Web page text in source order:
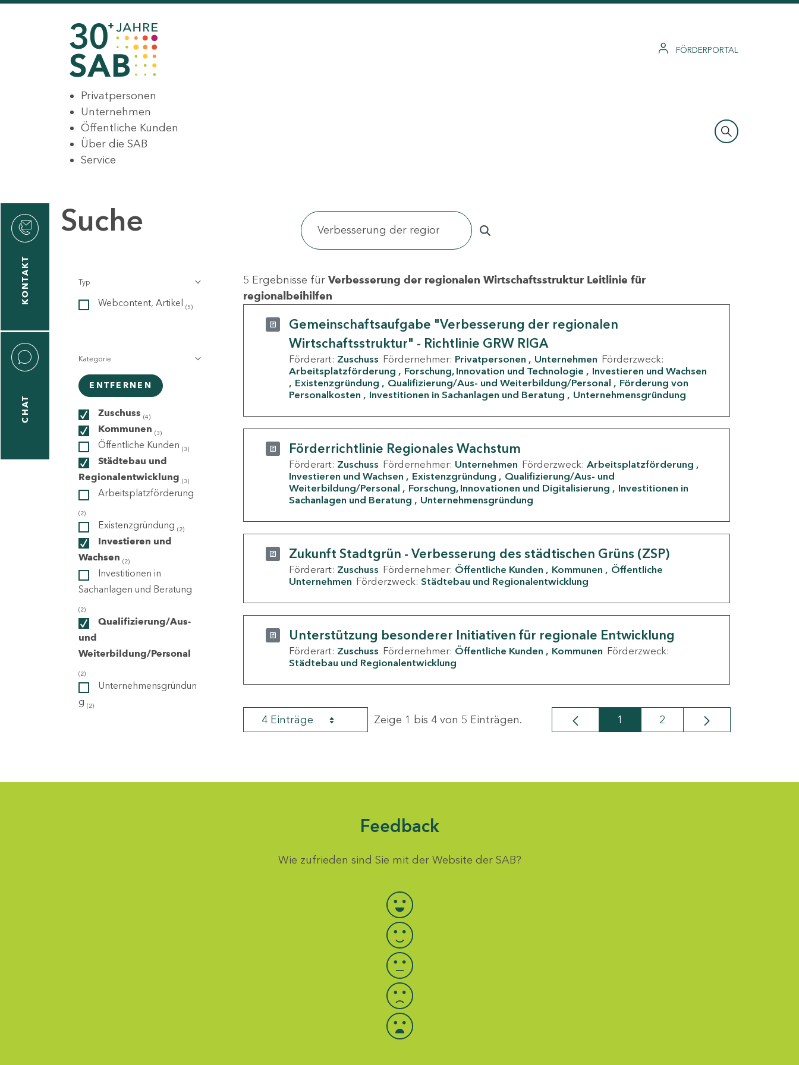
FÖRDERPORTAL
Privatpersonen
Unternehmen
Öffentliche Kunden
Über die SAB
Service
KONTAKT
CHAT
Suche
Typ
Webcontent, Artikel (5)
Kategorie
ENTFERNEN
Zuschuss (4)
Kommunen (3)
Öffentliche Kunden (3)
Städtebau und
Regionalentwicklung (3)
Arbeitsplatzförderung
(2)
Existenzgründung (2)
Investieren und
Wachsen (2)
Investitionen in
Sachanlagen und Beratung
(2)
Qualifizierung/Aus-
und
Weiterbildung/Personal
(2)
Unternehmensgründun
g (2)
5 Ergebnisse für Verbesserung der regionalen Wirtschaftsstruktur Leitlinie für
regionalbeihilfen
Gemeinschaftsaufgabe "Verbesserung der regionalen
Wirtschaftsstruktur" - Richtlinie GRW RIGA
Förderart: Zuschuss Fördernehmer: Privatpersonen Unternehmen Förderzweck:
Arbeitsplatzförderung
Forschung, Innovation und Technologie
Investieren und Wachsen
Existenzgründung
Qualifizierung/Aus- und Weiterbildung/Personal
Förderung von
Personalkosten
Investitionen in Sachanlagen und Beratung Unternehmensgründung
Förderrichtlinie Regionales Wachstum
Förderart: Zuschuss Fördernehmer: Unternehmen Förderzweck: Arbeitsplatzförderung
Investieren und Wachsen
Existenzgründung
Qualifizierung/Aus- und
Weiterbildung/Personal
Forschung, Innovationen und Digitalisierung
Investitionen in
Sachanlagen und Beratung
Unternehmensgründung
Zukunft Stadtgrün - Verbesserung des städtischen Grüns (ZSP)
Förderart: Zuschuss Fördernehmer: Öffentliche Kunden Kommunen
Öffentliche
Unternehmen Förderzweck: Städtebau und Regionalentwicklung
Unterstützung besonderer Initiativen für regionale Entwicklung
Förderart: Zuschuss Fördernehmer: Öffentliche Kunden Kommunen Förderzweck:
Städtebau und Regionalentwicklung
4 Einträge Zeige 1 bis 4 von 5 Einträgen. Seite
1 Seite
2
Feedback
Wie zufrieden sind Sie mit der Website der SAB?
Bewertung auswählen